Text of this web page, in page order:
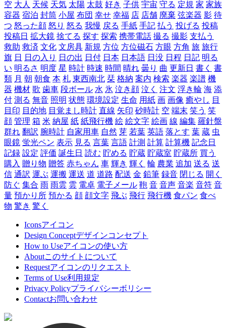
空 大人 天候 天気 太陽 太鼓 好き 子供 宇宙 守る 定規 家 家族
容器 宿泊 封筒 小屋 布団 幸せ 幸福 店 店舗 廃棄 弦楽器 影 待
つ 怒った顔 怒り 怒る 我慢 戻る 手紙 手記 払う 投げる 投稿
投稿日 拡大鏡 捨てる 探す 探索 携帯電話 撮る 撮影 支払う
救助 救済 文化 文房具 新規 方位 方位磁石 方眼 方角 旅 旅行
旗 日 日の入り 日の出 日付 日本 日本語 日没 日程 日記 明る
い 明るさ 明度 星 時計 時速 時間 晴れ 曇り 曲 更新日 書く 書
類 月 朝 朝食 本 札 東西南北 栞 格納 案内 検索 楽器 楽譜 機
器 機材 歌 歯車 段ボール 水 氷 泣き顔 泣く 注文 浮き輪 海 添
付 測る 無音 照明 状態 環境設定 生命 用紙 画 画像 癒やし 目
目印 目的地 目覚まし時計 直線 矢印 砂時計 空 端末 笑う 笑
顔 管理 箱 米 納屋 紙 紙飛行機 絵 絵文字 絵画 線 編集 羅針盤
群れ 翻訳 腕時計 自家用車 自然 芽 若葉 英語 落とす 葉 蔵 虫
眼鏡 蛍光ペン 表示 見る 言葉 言語 計測 計算 計算機 記念日
記録 設定 評価 誕生日 読む 貯める 貯蔵 貯蔵室 貯蔵所 買う
購入 贈り物 贈答 赤ちゃん 車 輝き 輝く 輪 農業 追加 送る 送
信 通訳 運ぶ 運搬 運送 道 道路 配送 金 鉛筆 録音 閉じる 開く
防ぐ 集合 雨 雨雲 雲 電卓 電子メール 鞄 音 音声 音楽 音符 音
量 預かり所 預かる 顔 顔文字 飛ぶ 飛行 飛行機 食パン 食べ
物 驚き 驚く
Iconsアイコン
Design Conceptデザインコンセプト
How to Useアイコンの使い方
Aboutこのサイトについて
Requestアイコンのリクエスト
Terms of Use利用規定
Privacy Policyプライバシーボリシー
Contactお問い合わせ